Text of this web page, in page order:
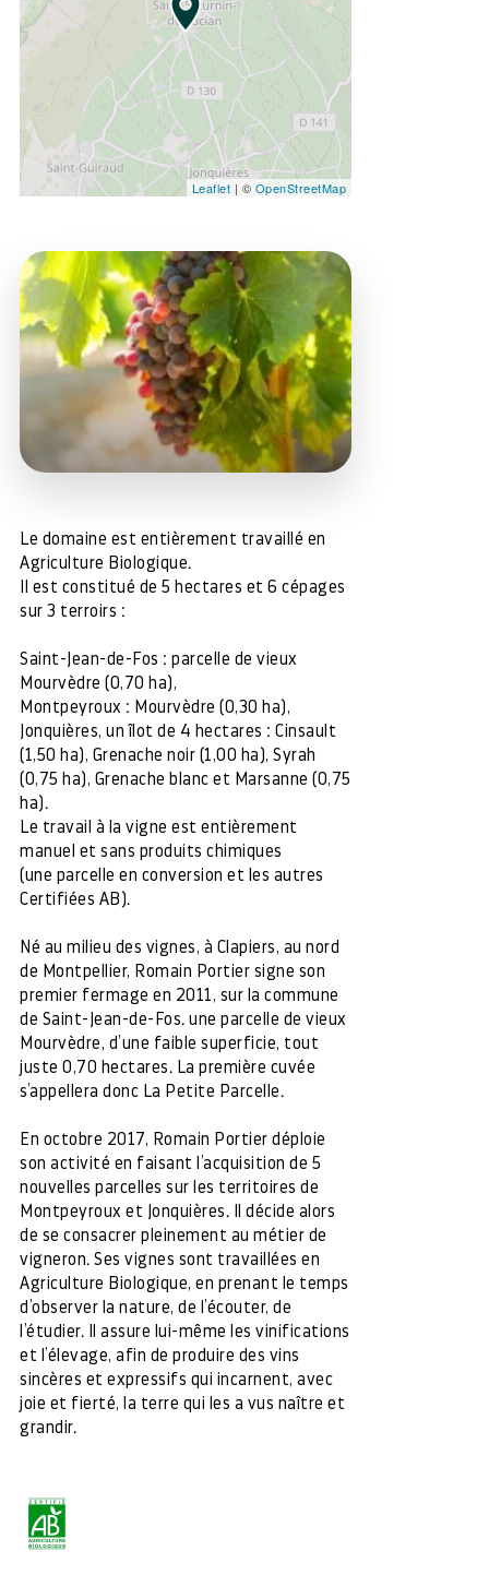
Leaflet | © OpenStreetMap
Le domaine est entièrement travaillé en
Agriculture Biologique.
Il est constitué de 5 hectares et 6 cépages
sur 3 terroirs :
Saint-Jean-de-Fos : parcelle de vieux
Mourvèdre (0,70 ha),
Montpeyroux : Mourvèdre (0,30 ha),
Jonquières, un îlot de 4 hectares : Cinsault
(1,50 ha), Grenache noir (1,00 ha), Syrah
(0,75 ha), Grenache blanc et Marsanne (0,75
ha).
Le travail à la vigne est entièrement
manuel et sans produits chimiques
(une parcelle en conversion et les autres
Certifiées AB).
Né au milieu des vignes, à Clapiers, au nord
de Montpellier, Romain Portier signe son
premier fermage en 2011, sur la commune
de Saint-Jean-de-Fos. une parcelle de vieux
Mourvèdre, d’une faible superficie, tout
juste 0,70 hectares. La première cuvée
s’appellera donc La Petite Parcelle.
En octobre 2017, Romain Portier déploie
son activité en faisant l’acquisition de 5
nouvelles parcelles sur les territoires de
Montpeyroux et Jonquières. Il décide alors
de se consacrer pleinement au métier de
vigneron. Ses vignes sont travaillées en
Agriculture Biologique, en prenant le temps
d’observer la nature, de l’écouter, de
l’étudier. Il assure lui-même les vinifications
et l’élevage, afin de produire des vins
sincères et expressifs qui incarnent, avec
joie et fierté, la terre qui les a vus naître et
grandir.